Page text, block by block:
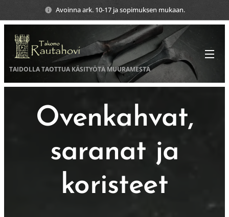
Avoinna ark. 10-17 ja sopimuksen mukaan.
TAIDOLLA TAOTTUA KÄSITYÖTÄMUURAMESTA
Ovenkahvat,
saranat ja
koristeet